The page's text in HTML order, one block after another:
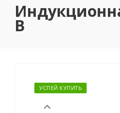
B
УСПЕЙ КУПИТЬ